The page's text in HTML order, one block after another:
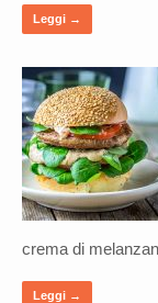
Leggi →
crema di
Leggi →